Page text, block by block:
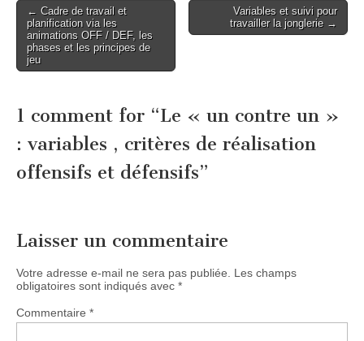
Post
navigation
← Cadre de travail et
planification via les
animations OFF / DEF, les
phases et les principes de
jeu
Variables et suivi pour
travailler la jonglerie →
1 comment for “Le « un contre un »
: variables , critères de réalisation
offensifs et défensifs”
Laisser un commentaire
Votre adresse e-mail ne sera pas publiée. Les champs
obligatoires sont indiqués avec *
Commentaire *